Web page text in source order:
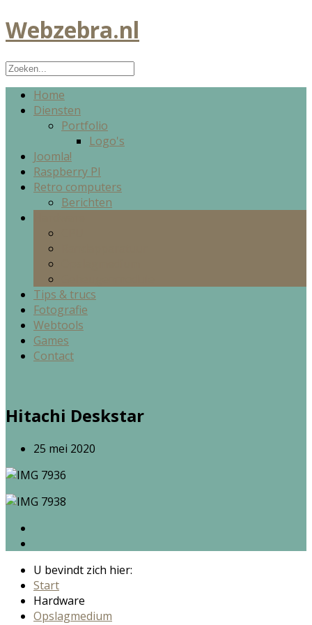
Webzebra.nl
Home
Diensten
Portfolio
Logo's
Joomla!
Raspberry PI
Retro computers
Berichten
Tips & trucs
Fotografie
Webtools
Games
Contact
Hitachi Deskstar
25 mei 2020
U bevindt zich hier:
Start
Hardware
Opslagmedium